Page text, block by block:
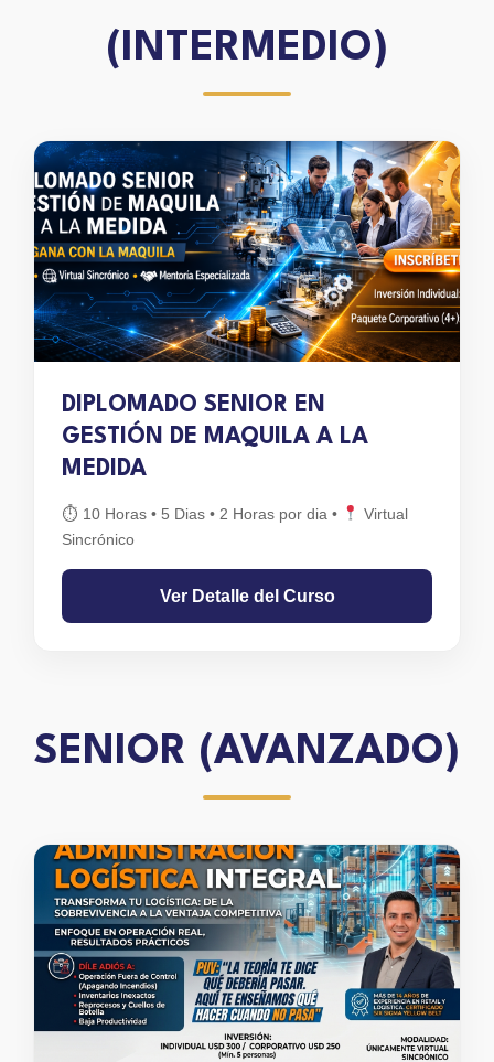
(INTERMEDIO)
DIPLOMADO SENIOR EN
GESTIÓN DE MAQUILA A LA
MEDIDA
⏱ 10 Horas • 5 Dias • 2 Horas por dia •
Virtual
Sincrónico
Ver Detalle del Curso
SENIOR (AVANZADO)